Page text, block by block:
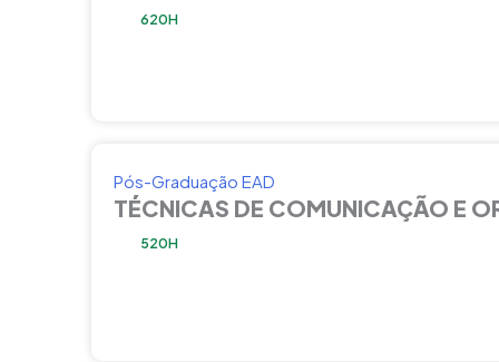
620H
Pós-Graduação EAD
TÉCNICAS DE COMUNICAÇÃO E
520H